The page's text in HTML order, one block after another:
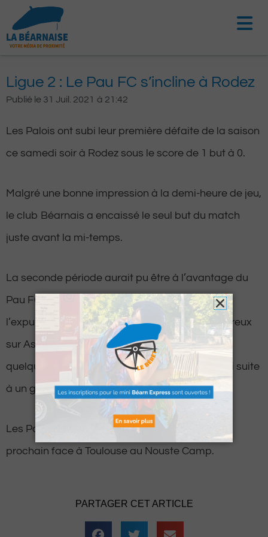
contenu
Ligue 2 : Le Pau FC s’incline à Rodez
Publié le 31 Juil. 2021 à 21:42
Les Palois ont subi leur première défaite de la saison
ce samedi soir à Rodez sous le score de 1 but à 0.
Malgré une bonne impression à la demi-heure de jeu,
le club Béarnais a encaissé le seul but du match
juste avant la mi-temps.
La seconde période aurait pu être à l’avantage du
Pau FC, qui aurait pu revenir au score après
l’expulsion de Leborgne suite à un tacle dangereux
sur Assifuah, sauf qu’ils ont également fini à 10
quelques minutes plus tard en perdant Kouassi suite
à un geste jugé dangereux.
Les Palois devront relever la tête dès samedi
prochain face à Toulouse au Nouste Camp.
PARTAGER CET ARTICLE